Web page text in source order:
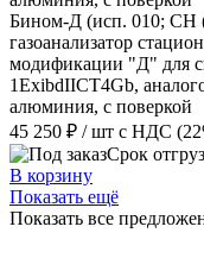
Бином-Д (исп. 010; CH
газоанализатор
модификации "Д" для
1ExibdIICT4Gb,
алюминия, с поверкой
45 250 ₽ / шт с НДС
Срок
В корзину
Показать ещё
Показать все